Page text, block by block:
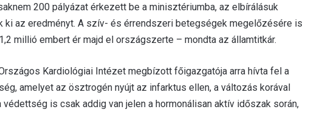
200 pályázat érkezett be a minisztériumba, az elbírálásuk
ki az eredményt. A szív- és érrendszeri betegségek megelőzésére is
millió embert ér majd el országszerte – mondta az államtitkár.
Kardiológiai Intézet megbízott főigazgatója arra hívta fel a
amelyet az ösztrogén nyújt az infarktus ellen, a változás korával
is csak addig van jelen a hormonálisan aktív időszak során,